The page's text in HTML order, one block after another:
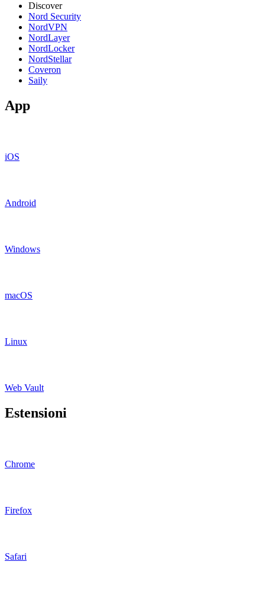
Discover
Nord Security
NordVPN
NordLayer
NordLocker
NordStellar
Coveron
Saily
App
iOS
Android
Windows
macOS
Linux
Web Vault
Estensioni
Chrome
Firefox
Safari